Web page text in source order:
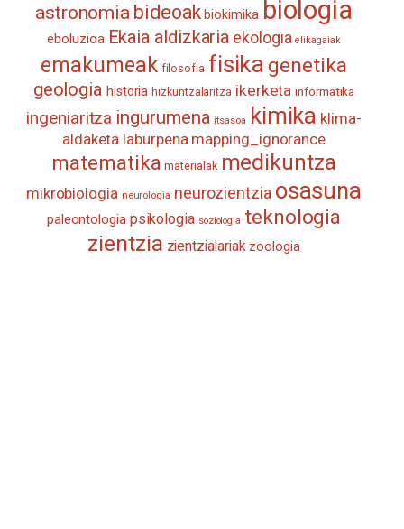
astronomia bideoak biokimika biologia
eboluzioa Ekaia aldizkaria ekologia elikagaiak
emakumeak filosofia fisika genetika
geologia historia hizkuntzalaritza ikerketa informatika
ingeniaritza ingurumena itsasoa kimika klima-
aldaketa laburpena mapping_ignorance
matematika materialak medikuntza
mikrobiologia neurologia neurozientzia osasuna
paleontologia psikologia soziologia teknologia
zientzia zientzialariak zoologia